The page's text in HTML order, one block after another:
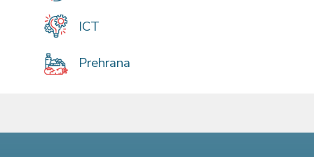
ICT
Prehrana